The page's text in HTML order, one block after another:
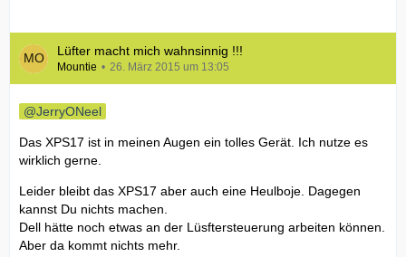
Lüfter macht mich wahnsinnig !!!
Mountie 26. März 2015 um 13:05
JerryONeel
Das XPS17 ist in meinen Augen ein tolles Gerät. Ich nutze es
wirklich gerne.
Leider bleibt das XPS17 aber auch eine Heulboje. Dagegen
kannst Du nichts machen.
Dell hätte noch etwas an der Lüsftersteuerung arbeiten können.
Aber da kommt nichts mehr.